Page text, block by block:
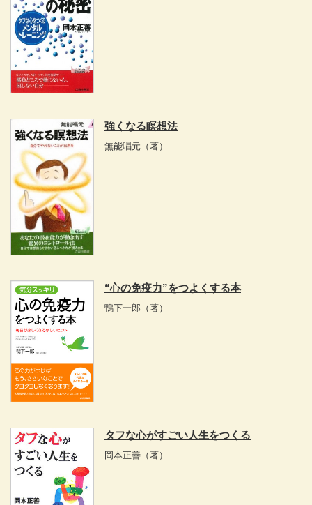
強くなる瞑想法
無能唱元 （著）
“心の免疫力”をつよくする本
鴨下一郎 （著）
タフな心がすごい人生をつくる
岡本正善 （著）